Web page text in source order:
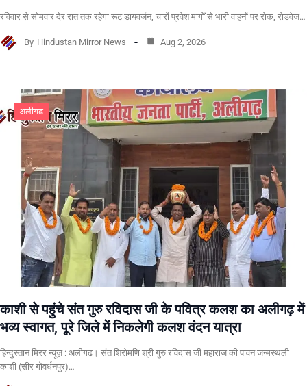
रविवार से सोमवार देर रात तक रहेगा रूट डायवर्जन, चारों प्रवेश मार्गों से भारी वाहनों पर रोक, रोडवेज…
By Hindustan Mirror News Aug 2, 2026
अलीगढ
काशी से पहुंचे संत गुरु रविदास जी के पवित्र कलश का अलीगढ़ में
भव्य स्वागत, पूरे जिले में निकलेगी कलश वंदन यात्रा
हिन्दुस्तान मिरर न्यूज़ : अलीगढ़। संत शिरोमणि श्री गुरु रविदास जी महाराज की पावन जन्मस्थली
काशी (सीर गोवर्धनपुर)…